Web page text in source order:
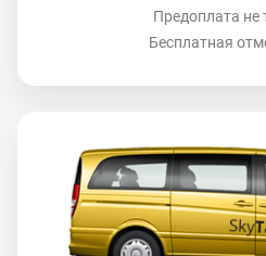
Предоплата не
Бесплатная